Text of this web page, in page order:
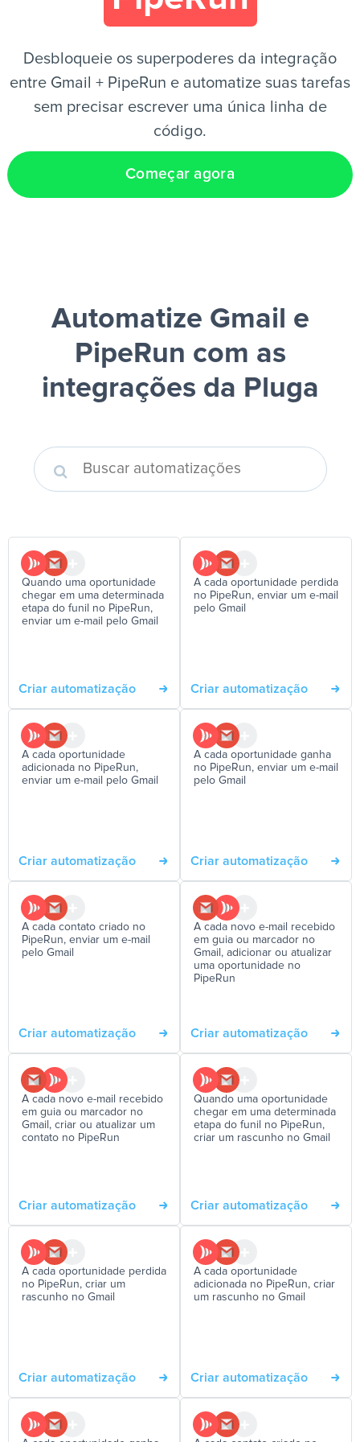
Desbloqueie os superpoderes da integração
entre Gmail + PipeRun e automatize suas tarefas
sem precisar escrever uma única linha de
código.
Começar agora
Automatize Gmail e
PipeRun com as
integrações da Pluga
Quando uma oportunidade
chegar em uma determinada
etapa do funil no PipeRun,
enviar um e-mail pelo Gmail
Criar automatização
A cada oportunidade perdida
no PipeRun, enviar um e-mail
pelo Gmail
Criar automatização
A cada oportunidade
adicionada no PipeRun,
enviar um e-mail pelo Gmail
Criar automatização
A cada oportunidade ganha
no PipeRun, enviar um e-mail
pelo Gmail
Criar automatização
A cada contato criado no
PipeRun, enviar um e-mail
pelo Gmail
Criar automatização
A cada novo e-mail recebido
em guia ou marcador no
Gmail, adicionar ou atualizar
uma oportunidade no
PipeRun
Criar automatização
A cada novo e-mail recebido
em guia ou marcador no
Gmail, criar ou atualizar um
contato no PipeRun
Criar automatização
Quando uma oportunidade
chegar em uma determinada
etapa do funil no PipeRun,
criar um rascunho no Gmail
Criar automatização
A cada oportunidade perdida
no PipeRun, criar um
rascunho no Gmail
Criar automatização
A cada oportunidade
adicionada no PipeRun, criar
um rascunho no Gmail
Criar automatização